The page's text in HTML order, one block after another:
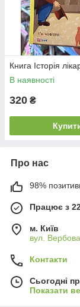
Книга Історія
В наявності
320 ₴
Про нас
98%
Працює з
м. Київ
вул.
Контакти
Сьогодні
Показати